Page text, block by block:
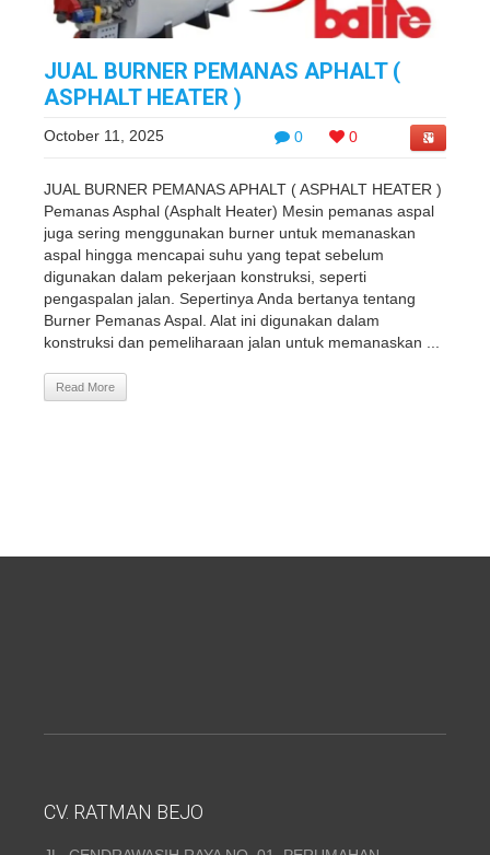
JUAL BURNER PEMANAS APHALT (
ASPHALT HEATER )
0 0
October 11, 2025
JUAL BURNER PEMANAS APHALT ( ASPHALT HEATER )
Pemanas Asphal (Asphalt Heater) Mesin pemanas aspal
juga sering menggunakan burner untuk memanaskan
aspal hingga mencapai suhu yang tepat sebelum
digunakan dalam pekerjaan konstruksi, seperti
pengaspalan jalan. Sepertinya Anda bertanya tentang
Burner Pemanas Aspal. Alat ini digunakan dalam
konstruksi dan pemeliharaan jalan untuk memanaskan ...
Read More
CV. RATMAN BEJO